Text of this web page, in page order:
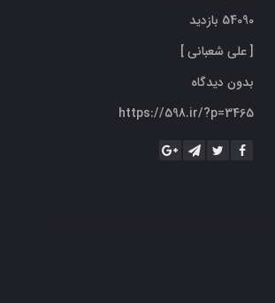
54090 بازدید
[علی شعبانی]
بدون دیدگاه
https://598.ir/?p=3465